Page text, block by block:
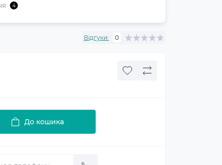
4
Відгуки: 0
До кошика